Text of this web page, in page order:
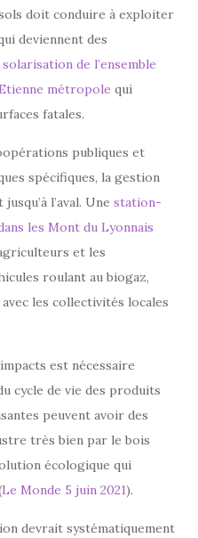
doit conduire à exploiter
deviennent des
solarisation de l’ensemble
métropole qui
fatales.
publiques et
spécifiques, la gestion
l’aval. Une station-
les Mont du Lyonnais
et les
roulant au biogaz,
les collectivités locales
est nécessaire
cycle de vie des produits
peuvent avoir des
très bien par le bois
écologique qui
Le Monde 5 juin 2021).
devrait systématiquement